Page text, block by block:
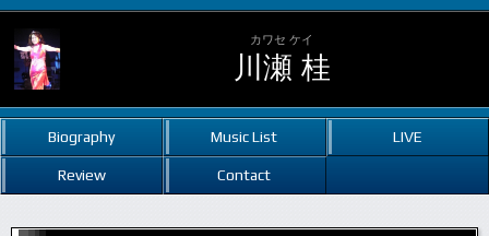
カワセ ケイ
川瀬 桂
Biography Music List LIVE
Review Contact